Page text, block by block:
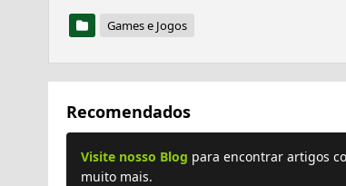
Games e Jogos
Recomendados
Visite nosso Blog para encontrar artigos
muito mais.